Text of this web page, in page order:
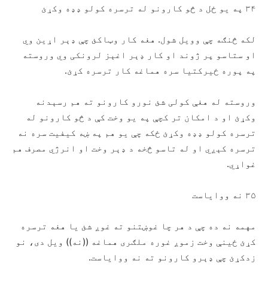
۳۴ په يو ځل د څو کارونو له ترسره کولو ډډه وکړئ
لکه څنګه چې وویل شول. هغه کار وټاکئ چې ډېر اړين وي
او ستاسو پر ژوند او کار ډېر اغېز لرونکی وي وروسته
په پوره ځيرکتیا سره هماغه کار ترسره کړئ.
وروسته له هغې کولی شئ نورو کارونو ته هم رسېدنه
وکړئ او د امکان تر کچې په يو وخت کې د څو کارونو له
ترسره کولو ډډه وکړئ ځکه چې يو هم په ښه کیفیت سره نه
ترسره کېږي او له تاسو څخه د ډېر وخت او انرژي مصرف هم
غواړي.
۳۵ نه وواياست
مهمه نه ده چې د هر چا غوښتنو ته غوږ شئ یا هغه ترسره
کړئ ځينې وخت زموږ غوره ملګری هماغه ((نه)) ويل دی، نو
زدکړئ چې ډېرو کارونو ته نه وواياست.